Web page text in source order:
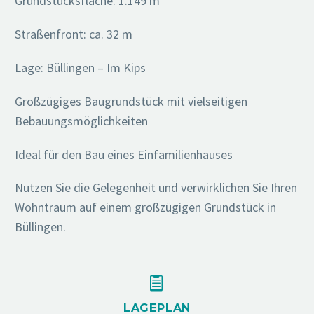
Straßenfront: ca. 32 m
Lage: Büllingen – Im Kips
Großzügiges Baugrundstück mit vielseitigen
Bebauungsmöglichkeiten
Ideal für den Bau eines Einfamilienhauses
Nutzen Sie die Gelegenheit und verwirklichen Sie Ihren
Wohntraum auf einem großzügigen Grundstück in
Büllingen.


LAGEPLAN